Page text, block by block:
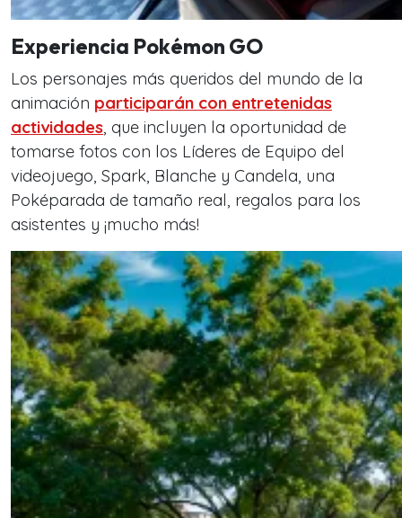
Experiencia Pokémon GO
Los personajes más queridos del mundo de la
animación participarán con entretenidas
actividades, que incluyen la oportunidad de
tomarse fotos con los Líderes de Equipo del
videojuego, Spark, Blanche y Candela, una
Poképarada de tamaño real, regalos para los
asistentes y ¡mucho más!